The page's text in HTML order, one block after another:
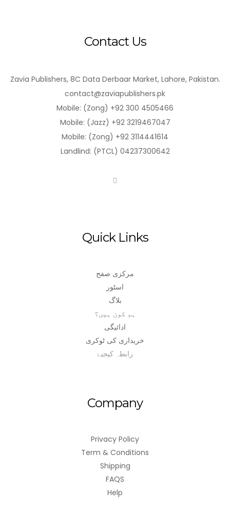
Contact Us
Zavia Publishers, 8C Data Derbaar Market, Lahore, Pakistan.
contact@zaviapublishers.pk
Mobile: (Zong) +92 300 4505466
Mobile: (Jazz) +92 3219467047
Mobile: (Zong) +92 3114441614
Landlind: (PTCL) 04237300642
Quick Links
مرکزی صفح
اسٹور
بلاگ
ہم کون ہیں؟
ادائیگی
خریداری کی ٹوکری
رابطہ کیجیۓ
Company
Privacy Policy
Term & Conditions
Shipping
FAQS
Help